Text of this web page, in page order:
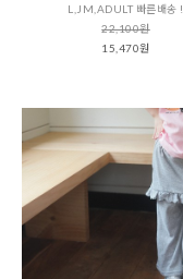
L,JM,ADULT 빠른배송 !
22,100원
15,470원